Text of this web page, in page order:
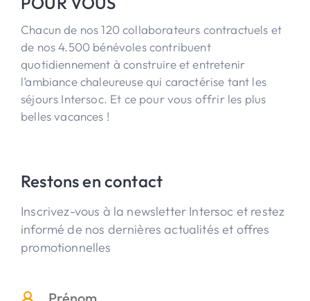
Chacun de nos 120 collaborateurs contractuels et
de nos 4.500 bénévoles contribuent
quotidiennement à construire et entretenir
l’ambiance chaleureuse qui caractérise tant les
séjours Intersoc. Et ce pour vous offrir les plus
belles vacances !
Restons en contact
Inscrivez-vous à la newsletter Intersoc et restez
informé de nos dernières actualités et offres
promotionnelles